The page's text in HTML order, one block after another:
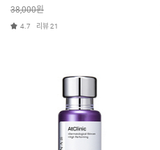
38,000원
4.7 리뷰21